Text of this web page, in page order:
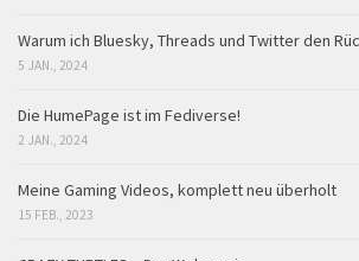
Warum ich Bluesky, Threads und Twitter den
5 JAN., 2024
Die HumePage ist im Fediverse!
2 JAN., 2024
Meine Gaming Videos, komplett neu überholt
15 FEB., 2023